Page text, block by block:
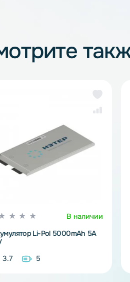
Li-Pol аккумуляторные
Смотрите